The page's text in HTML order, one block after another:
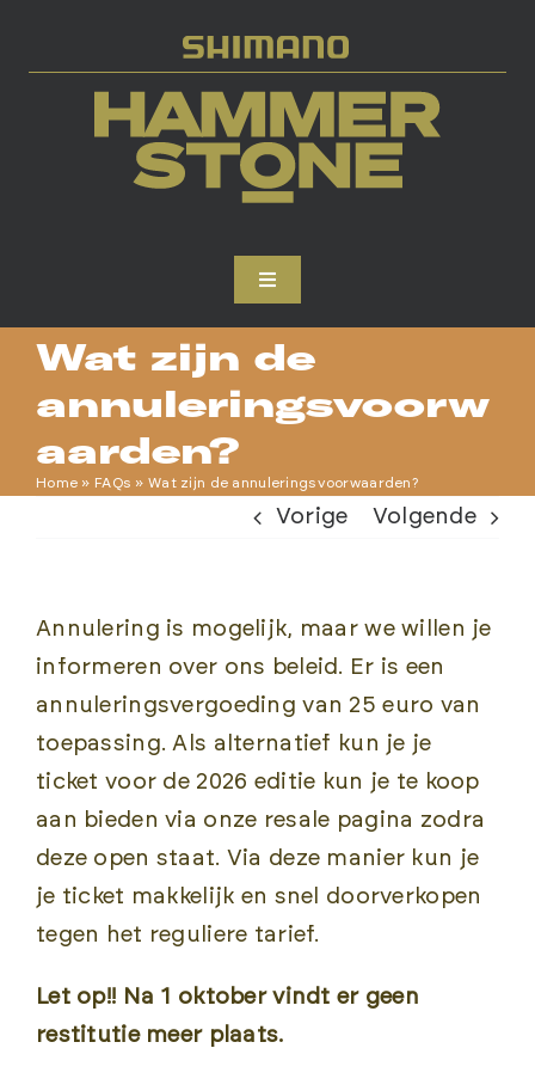
Toggle
HOME
INSCHRIJVEN
DEELNEMEN
BEWONERSINFORMATIE
SPORTOGRAF
Wat zijn de
annuleringsvoorw
aarden?
Home » FAQs » Wat zijn de annuleringsvoorwaarden?
Vorige Volgende
Annulering is mogelijk, maar we willen je
informeren over ons beleid. Er is een
annuleringsvergoeding van 25 euro van
toepassing. Als alternatief kun je je
ticket voor de 2026 editie kun je te koop
aan bieden via onze resale pagina zodra
deze open staat. Via deze manier kun je
je ticket makkelijk en snel doorverkopen
tegen het reguliere tarief.
Let op!! Na 1 oktober vindt er geen
restitutie meer plaats.